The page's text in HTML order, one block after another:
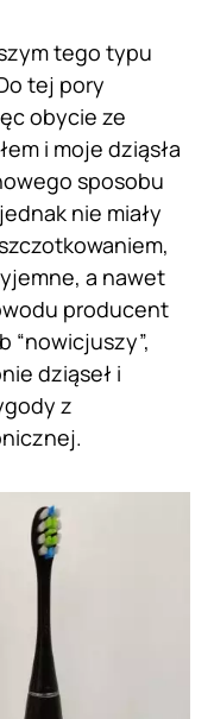
tego typu
tej pory
obycie ze
i moje dziąsła
sposobu
nie miały
a nawet
producent
“nowicjuszy”,
dziąseł i
z